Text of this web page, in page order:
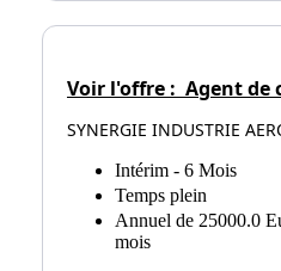
Voir l'offre : Agent de
SYNERGIE INDUSTRIE
Intérim - 6 Mois
Temps plein
Annuel de 25000.0
mois